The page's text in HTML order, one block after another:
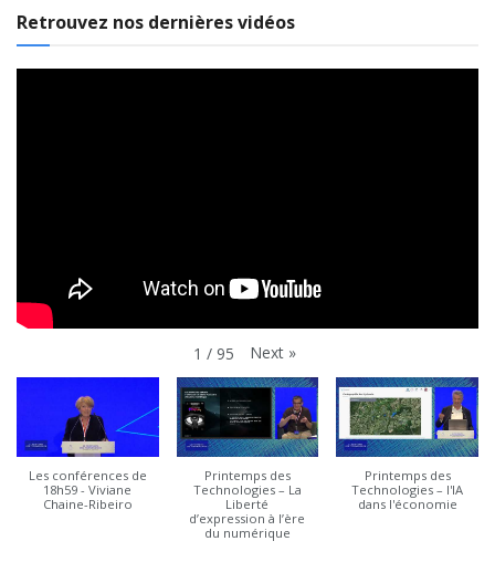
Retrouvez nos dernières vidéos
1 / 95 Next »
Les conférences de
18h59 - Viviane
Chaine-Ribeiro
Printemps des
Technologies – La
Liberté
d’expression à l’ère
du numérique
Printemps des
Technologies – l'IA
dans l'économie